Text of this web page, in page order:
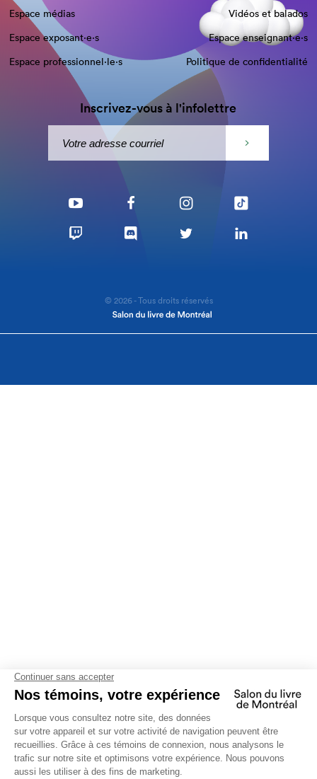
Espace médias
Vidéos et balados
Espace exposant·e⋅s
Espace enseignant·e⋅s
Espace professionnel·le⋅s
Politique de confidentialité
Inscrivez-vous à l'infolettre
© 2026 - Tous droits réservés